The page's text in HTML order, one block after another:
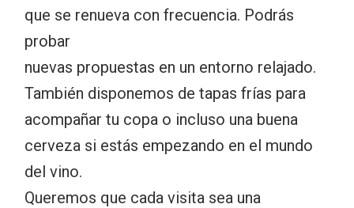
que se renueva con frecuencia. Podrás
probar
nuevas propuestas en un entorno relajado.
También disponemos de tapas frías para
acompañar tu copa o incluso una buena
cerveza si estás empezando en el mundo
del vino.
Queremos que cada visita sea una